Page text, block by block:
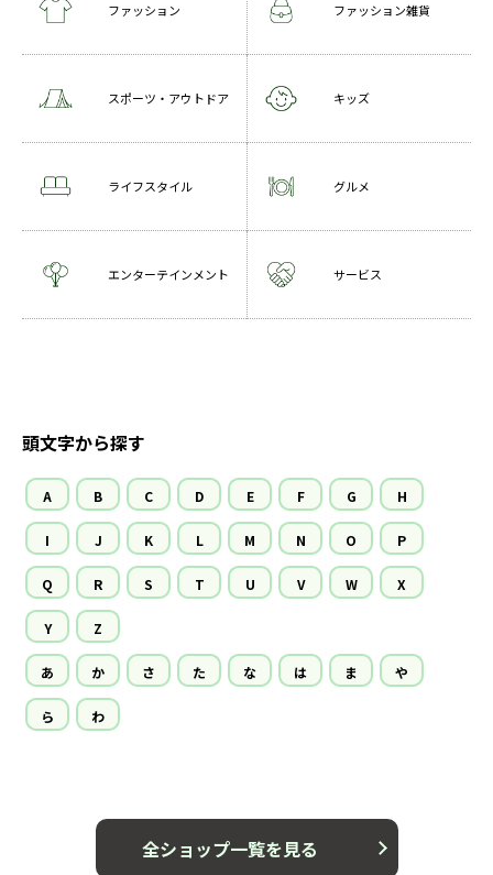
ファッション ファッション雑貨
スポーツ・アウトドア キッズ
ライフスタイル グルメ
エンターテインメント サービス
頭文字から探す
A B C D E F G H
I J K L M N O P
Q R S T U V W X
Y Z
あ か さ た な は ま や
ら わ
全ショップ一覧を見る